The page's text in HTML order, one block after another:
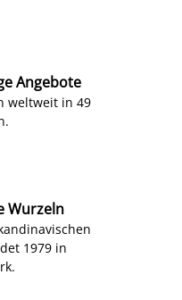
Angebote
weltweit in 49
Wurzeln
1979 in